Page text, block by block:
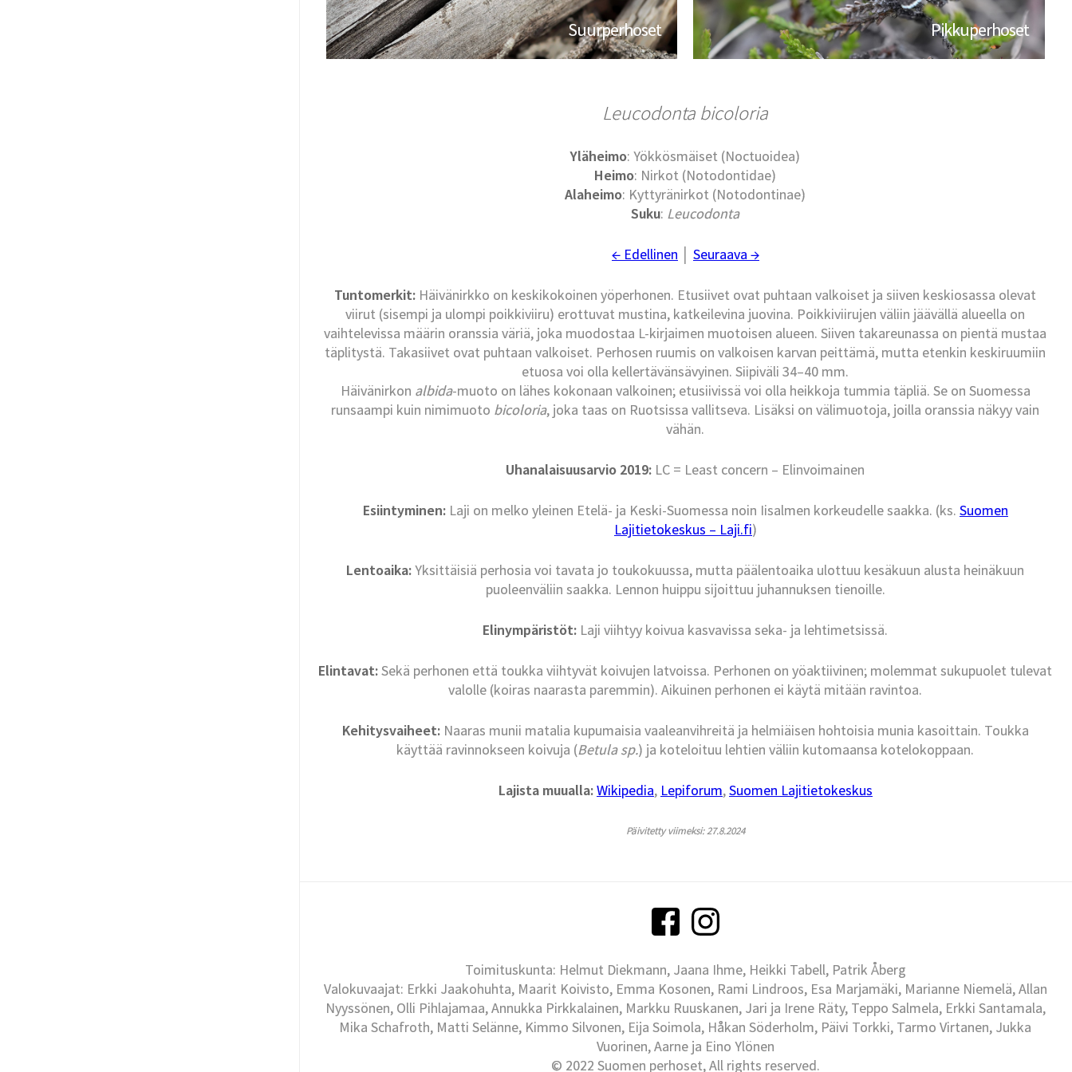
Suurperhoset Pikkuperhoset
Leucodonta bicoloria
Yläheimo: Yökkösmäiset (Noctuoidea)
Heimo: Nirkot (Notodontidae)
Alaheimo: Kyttyränirkot (Notodontinae)
Suku: Leucodonta
← Edellinen Seuraava →
Tuntomerkit: Häivänirkko on keskikokoinen yöperhonen. Etusiivet ovat puhtaan valkoiset ja siiven keskiosassa olevat
viirut (sisempi ja ulompi poikkiviiru) erottuvat mustina, katkeilevina juovina. Poikkiviirujen väliin jäävällä alueella on
vaihtelevissa määrin oranssia väriä, joka muodostaa L-kirjaimen muotoisen alueen. Siiven takareunassa on pientä mustaa
täplitystä. Takasiivet ovat puhtaan valkoiset. Perhosen ruumis on valkoisen karvan peittämä, mutta etenkin keskiruumiin
etuosa voi olla kellertävänsävyinen. Siipiväli 34–40 mm.
Häivänirkon albida-muoto on lähes kokonaan valkoinen; etusiivissä voi olla heikkoja tummia täpliä. Se on Suomessa
runsaampi kuin nimimuoto bicoloria, joka taas on Ruotsissa vallitseva. Lisäksi on välimuotoja, joilla oranssia näkyy vain
vähän.
Uhanalaisuusarvio 2019: LC = Least concern – Elinvoimainen
Esiintyminen:Laji on melko yleinen Etelä- ja Keski-Suomessa noin Iisalmen korkeudelle saakka. (ks. Suomen
Lajitietokeskus – Laji.fi)
Lentoaika:Yksittäisiä perhosia voi tavata jo toukokuussa, mutta päälentoaika ulottuu kesäkuun alusta heinäkuun
puoleenväliin saakka. Lennon huippu sijoittuu juhannuksen tienoille.
Elinympäristöt: Laji viihtyy koivua kasvavissa seka- ja lehtimetsissä.
Elintavat:Sekä perhonen että toukka viihtyvät koivujen latvoissa. Perhonen on yöaktiivinen; molemmat sukupuolet tulevat
valolle (koiras naarasta paremmin). Aikuinen perhonen ei käytä mitään ravintoa.
Kehitysvaiheet:Naaras munii matalia kupumaisia vaaleanvihreitä ja helmiäisen hohtoisia munia kasoittain. Toukka
käyttää ravinnokseen koivuja (Betula sp.) ja koteloituu lehtien väliin kutomaansa kotelokoppaan.
Lajista muualla:Wikipedia, Lepiforum,Suomen Lajitietokeskus
Päivitetty viimeksi: 27.8.2024
Toimituskunta: Helmut Diekmann, Jaana Ihme, Heikki Tabell, Patrik Åberg
Valokuvaajat: Erkki Jaakohuhta, Maarit Koivisto, Emma Kosonen, Rami Lindroos, Esa Marjamäki, Marianne Niemelä, Allan
Nyyssönen, Olli Pihlajamaa, Annukka Pirkkalainen, Markku Ruuskanen, Jari ja Irene Räty, Teppo Salmela, Erkki Santamala,
Mika Schafroth, Matti Selänne, Kimmo Silvonen, Eija Soimola, Håkan Söderholm, Päivi Torkki, Tarmo Virtanen, Jukka
Vuorinen, Aarne ja Eino Ylönen
© 2022 Suomen perhoset, All rights reserved.